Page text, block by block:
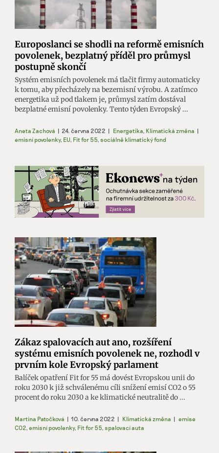
Europoslanci se shodli na reformě emisních
povolenek, bezplatný příděl pro průmysl
postupně skončí
Systém emisních povolenek má tlačit firmy automaticky
k tomu, aby přecházely na bezemisní výrobu. A zatímco
energetika už pod tlakem je, průmysl zatím dostával
bezplatné emisní povolenky. Tento týden Evropský ...
Aneta Zachová | 24. června 2022 | Energetika, Klimatická změna |
emisní povolenky, EU, Fit for 55, sociálně klimatický fond
Zákaz spalovacích aut ano, rozšíření
systému emisních povolenek ne, rozhodl v
prvním kole Evropský parlament
Balíček opatření Fit for 55 má dovést Evropskou unii do
roku 2030 k již schválenému cíli snížení emisí CO2 o 55
procent do roku 2030 a ke klimatické neutralitě do ...
Martina Patočková | 10. června 2022 | Klimatická změna | emise
CO2, emisní povolenky, Fit for 55, spalovací auta